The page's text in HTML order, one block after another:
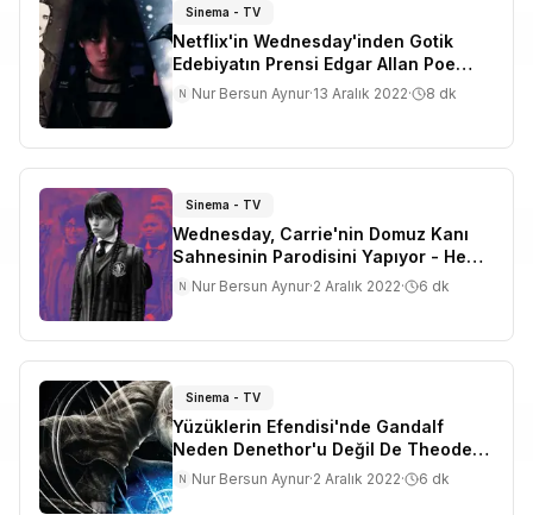
Sinema - TV
Netflix'in Wednesday'inden Gotik
Edebiyatın Prensi Edgar Allan Poe
Atıfları
N Nur Bersun Aynur·13 Aralık 2022· 8 dk
Sinema - TV
Wednesday, Carrie'nin Domuz Kanı
Sahnesinin Parodisini Yapıyor - Hem
de Çok Komik Bir Şekilde!
N Nur Bersun Aynur·2 Aralık 2022· 6 dk
Sinema - TV
Yüzüklerin Efendisi'nde Gandalf
Neden Denethor'u Değil De Theoden'i
İyileştirdi?
N Nur Bersun Aynur·2 Aralık 2022· 6 dk